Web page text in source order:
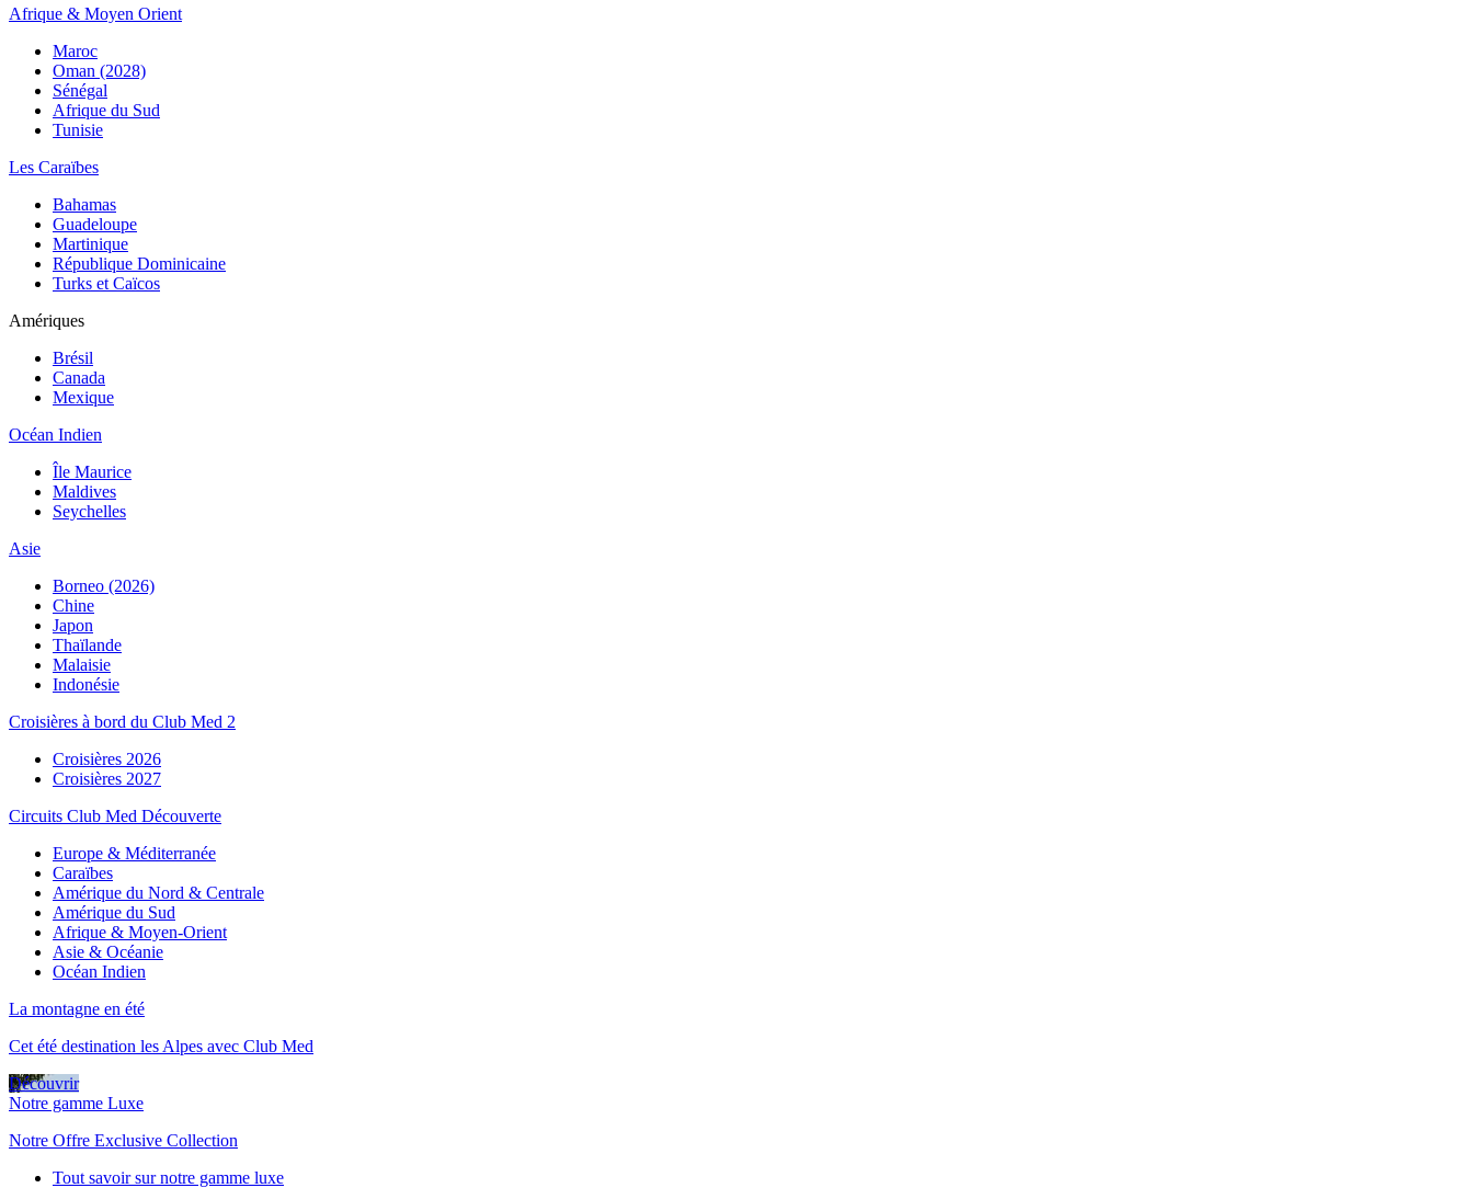
Afrique & Moyen Orient
Maroc
Oman (2028)
Sénégal
Afrique du Sud
Tunisie
Les Caraïbes
Bahamas
Guadeloupe
Martinique
République Dominicaine
Turks et Caïcos
Amériques
Brésil
Canada
Mexique
Océan Indien
Île Maurice
Maldives
Seychelles
Asie
Borneo (2026)
Chine
Japon
Thaïlande
Malaisie
Indonésie
Croisières à bord du Club Med 2
Croisières 2026
Croisières 2027
Circuits Club Med Découverte
Europe & Méditerranée
Caraïbes
Amérique du Nord & Centrale
Amérique du Sud
Afrique & Moyen-Orient
Asie & Océanie
Océan Indien
La montagne en été
Cet été destination les Alpes avec Club Med
Découvrir
Notre gamme Luxe
Notre Offre Exclusive Collection
Tout savoir sur notre gamme luxe